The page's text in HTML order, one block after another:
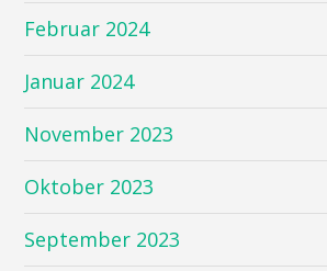
Februar 2024
Januar 2024
November 2023
Oktober 2023
September 2023